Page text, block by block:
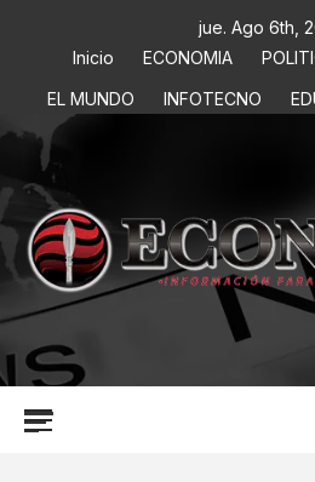
jue. Ago 6th,
Inicio
ECONOMIA
EL MUNDO
INFOTECNO
INFORMACIÓN PARA TOMAR